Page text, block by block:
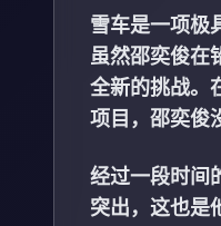
雪车是一项极
虽然邵奕俊在
全新的挑战。
项目，邵奕俊
经过一段时间
突出，这也是